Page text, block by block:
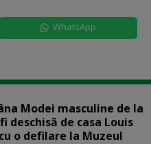
WhatsApp
Modei masculine de la
deschisă de casa Louis
o defilare la Muzeul